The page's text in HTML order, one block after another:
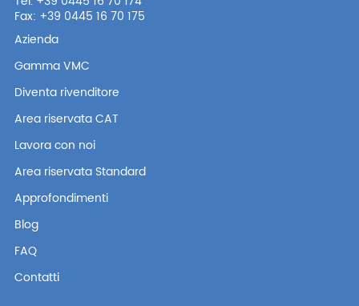
Fax: +39 0445 16 70 175
Azienda
Gamma VMC
Diventa rivenditore
Area riservata CAT
Lavora con noi
Area riservata Standard
Approfondimenti
Blog
FAQ
Contatti